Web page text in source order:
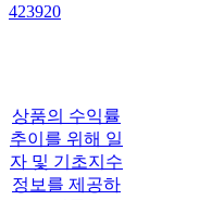
423920
상품의 수익률
추이를 위해 일
자 및 기초지수
정보를 제공하